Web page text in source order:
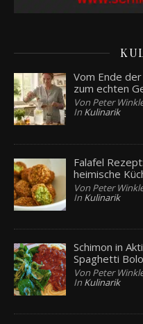
Vom Ende
zum echten
Von Peter
In Kulinarik
Falafel
heimische
Von Peter
In Kulinarik
Schimon in
Spaghetti
Von Peter
In Kulinarik